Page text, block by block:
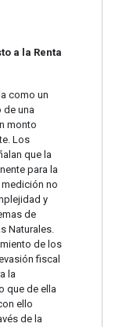
a la Renta
como un
de una
monto
Los
que la
para la
no
y
de
Naturales.
de los
fiscal
la
que de ella
ello
de la